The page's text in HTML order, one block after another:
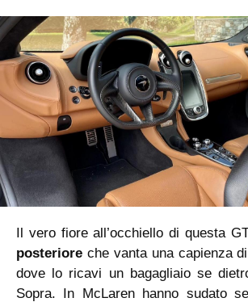
Il vero fiore all’occhiello di questa
posteriore che vanta una capienza
dove lo ricavi un bagagliaio se
Sopra. In McLaren hanno sudato